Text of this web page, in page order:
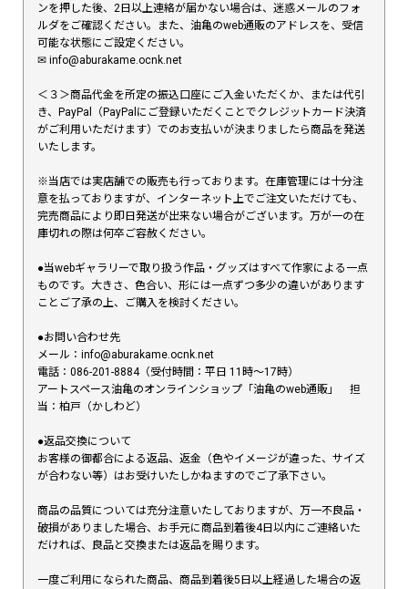
ンを押した後、2日以上連絡が届かない場合は、迷惑メールのフォ
ルダをご確認ください。また、油亀のweb通販のアドレスを、受信
可能な状態にご設定ください。
✉︎ info@aburakame.ocnk.net
＜３＞商品代金を所定の振込口座にご入金いただくか、または代引
き、PayPal（PayPalにご登録いただくことでクレジットカード決済
がご利用いただけます）でのお支払いが決まりましたら商品を発送
いたします。
※当店では実店舗での販売も行っております。在庫管理には十分注
意を払っておりますが、インターネット上でご注文いただけても、
完売商品により即日発送が出来ない場合がございます。万が一の在
庫切れの際は何卒ご容赦ください。
●当webギャラリーで取り扱う作品・グッズはすべて作家による一点
ものです。大きさ、色合い、形には一点ずつ多少の違いがあります
ことご了承の上、ご購入を検討ください。
●お問い合わせ先
メール：info@aburakame.ocnk.net
電話：086-201-8884（受付時間：平日 11時〜17時）
アートスペース油亀のオンラインショップ「油亀のweb通販」 担
当：柏戸（かしわど）
●返品交換について
お客様の御都合による返品、返金（色やイメージが違った、サイズ
が合わない等）はお受けいたしかねますのでご了承下さい。
商品の品質については充分注意いたしておりますが、万一不良品・
破損がありました場合、お手元に商品到着後4日以内にご連絡いた
だければ、良品と交換または返品を賜ります。
一度ご利用になられた商品、商品到着後5日以上経過した場合の返